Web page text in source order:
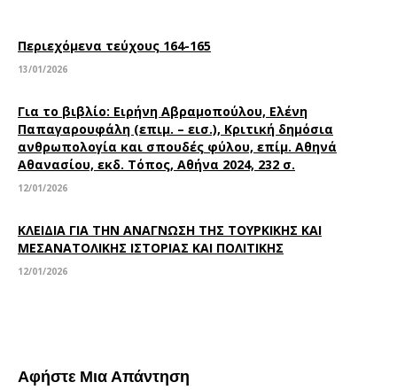
Περιεχόμενα τεύχους 164-165
13/01/2026
Για το βιβλίο: Ειρήνη Αβραμοπούλου, Ελένη
Παπαγαρουφάλη (επιμ. – εισ.), Κριτική δημόσια
ανθρωπολογία και σπουδές φύλου, επίμ. Αθηνά
Αθανασίου, εκδ. Τόπος, Αθήνα 2024, 232 σ.
12/01/2026
ΚΛΕΙΔΙΑ ΓΙΑ ΤΗΝ ΑΝΑΓΝΩΣΗ ΤΗΣ ΤΟΥΡΚΙΚΗΣ ΚΑΙ
ΜΕΣΑΝΑΤΟΛΙΚΗΣ ΙΣΤΟΡΙΑΣ ΚΑΙ ΠΟΛΙΤΙΚΗΣ
12/01/2026
Αφήστε Μια Απάντηση